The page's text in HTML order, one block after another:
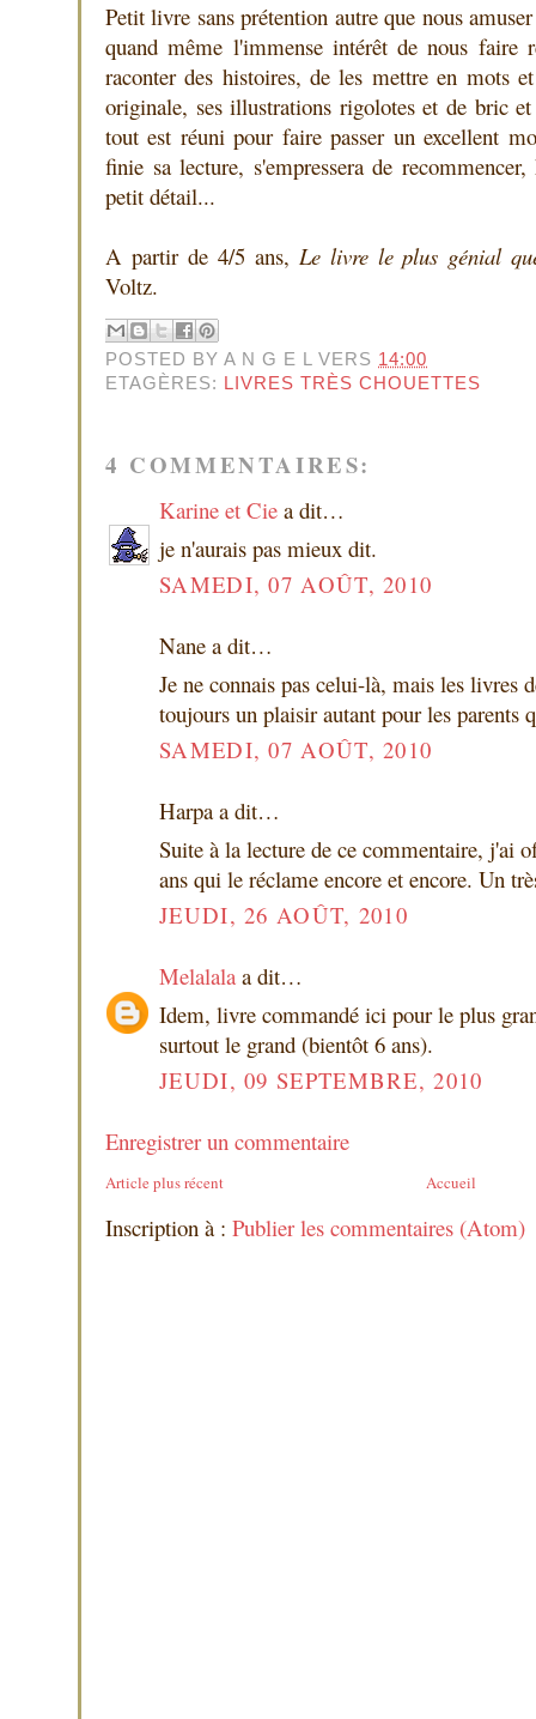
Petit livre sans prétention autre que nous
quand même l'immense intérêt de nous faire
raconter des histoires, de les mettre en mots
originale, ses illustrations rigolotes et de bric
tout est réuni pour faire passer un excellent
finie sa lecture, s'empressera de
petit détail...
A partir de 4/5 ans, Le livre le plus génial
Voltz.
POSTED BYA N G E L VERS 14:00
ETAGÈRES:
LIVRES TRÈS CHOUETTES
4 COMMENTAIRES:
Karine et Cie a dit…
je n'aurais pas mieux dit.
SAMEDI, 07 AOÛT, 2010
Nane a dit…
Je ne connais pas celui-là, mais les livres
toujours un plaisir autant pour les parents
SAMEDI, 07 AOÛT, 2010
Harpa a dit…
Suite à la lecture de ce commentaire, j'ai
ans qui le réclame encore et encore. Un
JEUDI, 26 AOÛT, 2010
Melalala a dit…
Idem, livre commandé ici pour le plus
surtout le grand (bientôt 6 ans).
JEUDI, 09 SEPTEMBRE, 2010
Enregistrer un commentaire
Article plus récent Accueil
Inscription à : Publier les commentaires (Atom)